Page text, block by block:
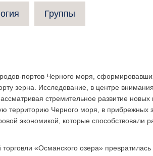
Группы
портов Черного моря,
зерна. Исследование, в центре
стремительное развитие новых
территорию Черного моря, в прибрежных
экономикой, которые способствовали
«Османского озера»